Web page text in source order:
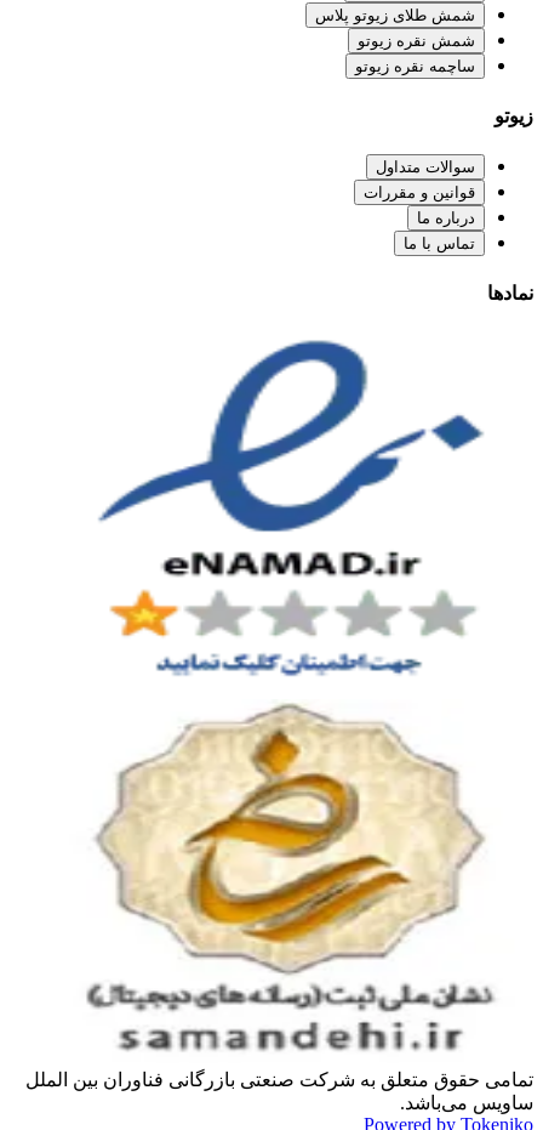
شمش طلای زیوتو پلاس
شمش نقره زیوتو
ساچمه نقره زیوتو
زیوتو
سوالات متداول
قوانین و مقررات
درباره ما
تماس با ما
نمادها
تمامی حقوق متعلق به شرکت صنعتی بازرگانی فناوران بین الملل
ساویس می‌باشد.
Powered by Tokeniko